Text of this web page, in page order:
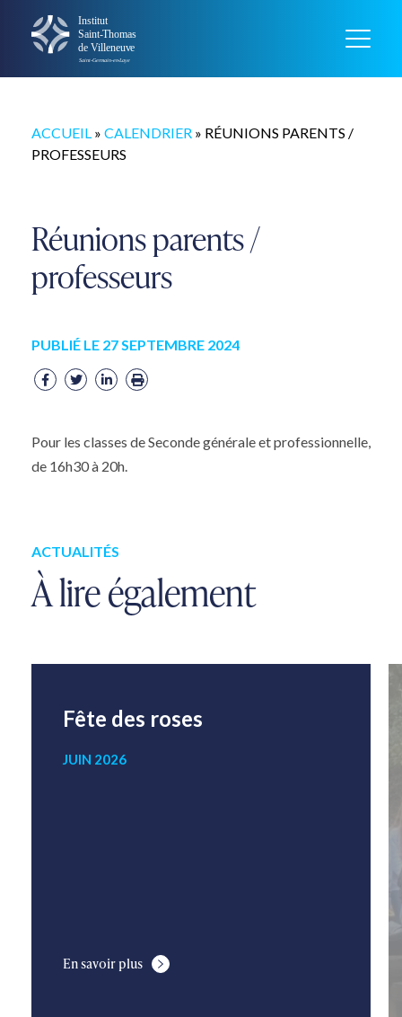
ACCUEIL » CALENDRIER » RÉUNIONS PARENTS /
PROFESSEURS
Réunions parents /
professeurs
PUBLIÉ LE 27 SEPTEMBRE 2024
Pour les classes de Seconde générale et professionnelle,
de 16h30 à 20h.
ACTUALITÉS
À lire également
Fête des roses
JUIN 2026
En savoir plus